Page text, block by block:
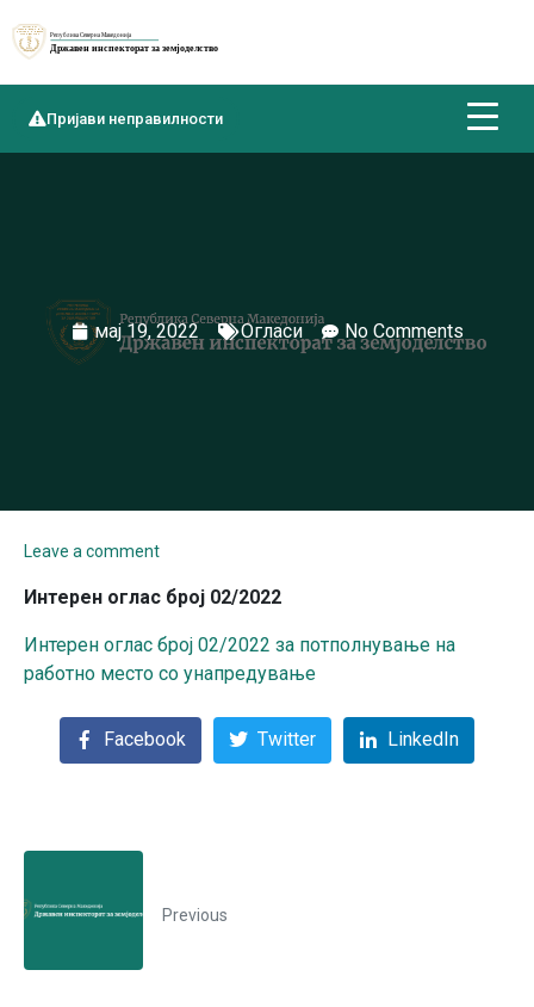
Пријави неправилности
мај 19, 2022 Огласи No Comments
Leave a comment
Интерен оглас број 02/2022
Интерен оглас број 02/2022 за потполнување на
работно место со унапредување
Facebook Twitter LinkedIn
Previous